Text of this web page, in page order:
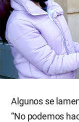
Algunos se
“No podemos